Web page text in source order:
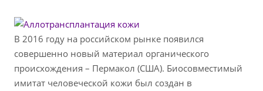
В 2016 году на российском рынке появился
совершенно новый материал органического
происхождения – Пермакол (США). Биосовместимый
имитат человеческой кожи был создан в